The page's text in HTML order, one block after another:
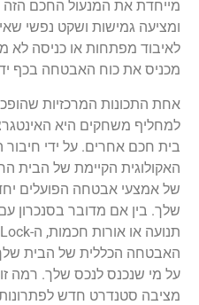
מייחדת את המנעול החכם הזה
ומציעה גמישות ושקט נפשי
מכניס את כוח האבטחה בכף
למחליף משחקים היא
בית חכם אחרים. על ידי
האקולוגית הקיימת של הבית
של אמצעי אבטחה הפועלים
שלך. בין אם מדובר בסנכרון
האבטחה הכללית של הבית
על מי שנכנס לנכס שלך. רמה
מציבה סטנדרט חדש